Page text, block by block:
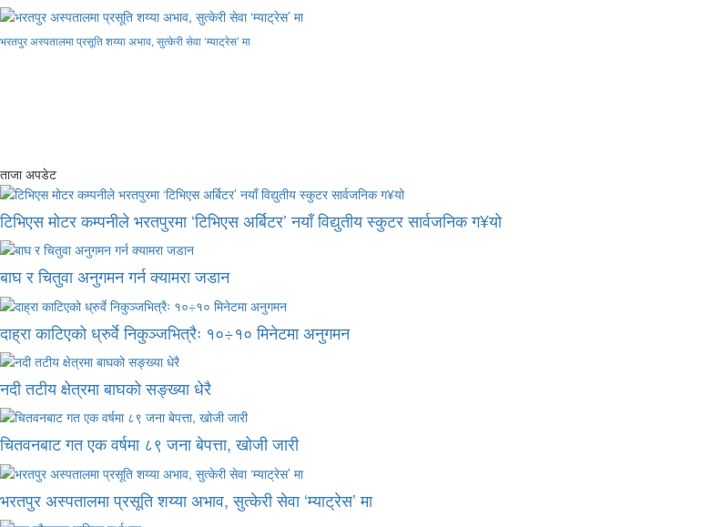
भरतपुर अस्पतालमा प्रसूति शय्या अभाव, सुत्केरी सेवा ‘म्याट्रेस’ मा
ताजा अपडेट
टिभिएस मोटर कम्पनीले भरतपुरमा ‘टिभिएस अर्बिटर’ नयाँ विद्युतीय स्कुटर सार्वजनिक ग¥यो
बाघ र चितुवा अनुगमन गर्न क्यामरा जडान
दाह्रा काटिएको ध्रुर्वे निकुञ्जभित्रैः १०÷१० मिनेटमा अनुगमन
नदी तटीय क्षेत्रमा बाघको सङ्ख्या धेरै
चितवनबाट गत एक वर्षमा ८९ जना बेपत्ता, खोजी जारी
भरतपुर अस्पतालमा प्रसूति शय्या अभाव, सुत्केरी सेवा ‘म्याट्रेस’ मा